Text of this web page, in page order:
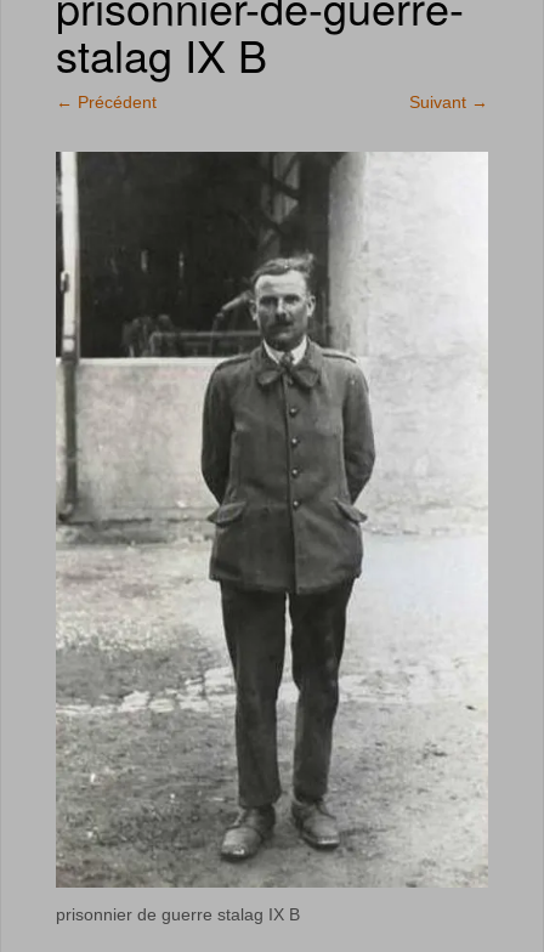
stalag IX B
← Précédent Suivant →
prisonnier de guerre stalag IX B